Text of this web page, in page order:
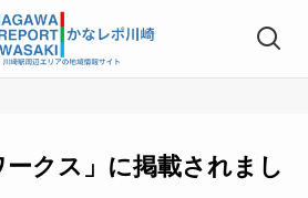
ークス」に掲載されまし